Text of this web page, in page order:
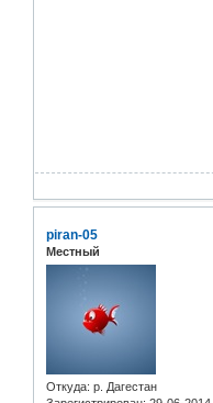
piran-05
Местный
Откуда: р. Дагестан